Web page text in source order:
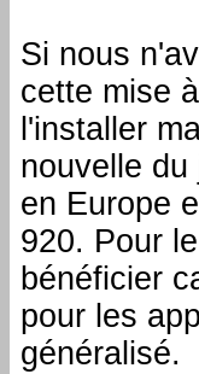
Si nous
cette mise
l'installer
nouvelle
en Europe
920. Pour
bénéficier
pour les
généralisé.